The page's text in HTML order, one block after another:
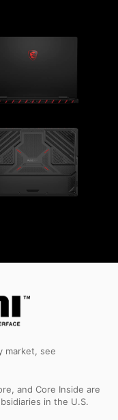
market, see
and Core Inside are
in the U.S.